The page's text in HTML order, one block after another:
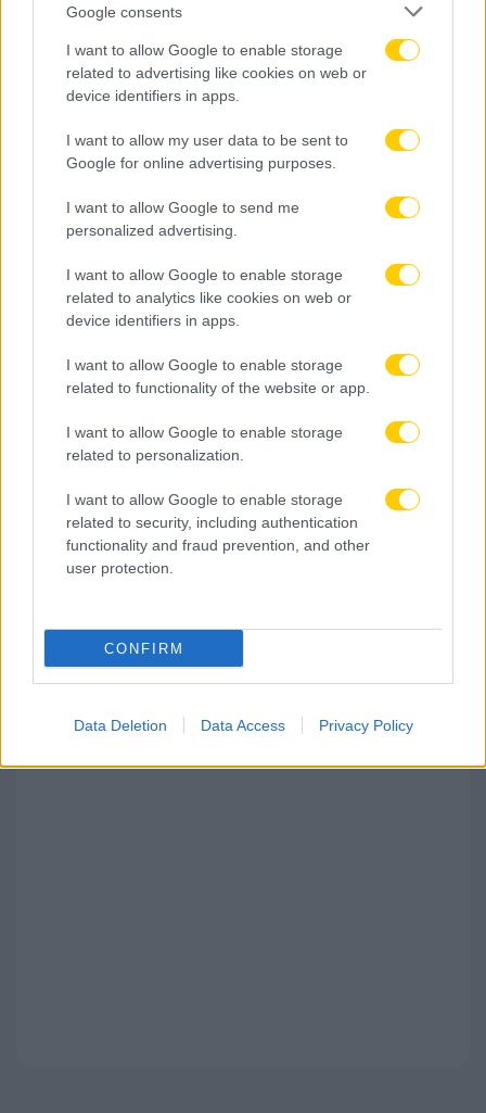
Google consents
I want to allow Google to enable storage
related to advertising like cookies on web or
device identifiers in apps.
I want to allow my user data to be sent to
Google for online advertising purposes.
I want to allow Google to send me
personalized advertising.
I want to allow Google to enable storage
related to analytics like cookies on web or
device identifiers in apps.
I want to allow Google to enable storage
related to functionality of the website or app.
I want to allow Google to enable storage
related to personalization.
I want to allow Google to enable storage
related to security, including authentication
functionality and fraud prevention, and other
user protection.
CONFIRM
Data Deletion Data Access Privacy Policy
06.08.2026, 23:14
Τα highlights του ΠΑΟΚ – Άντερλεχτ (VIDEO)
Αναποτελεσματικός ο ΠΑΟΚ, ηττήθηκε 1-0 από
την Άντερλεχτ στην Τούμπα